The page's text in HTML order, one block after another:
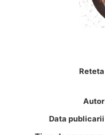
Reteta
Autor
Data publicarii